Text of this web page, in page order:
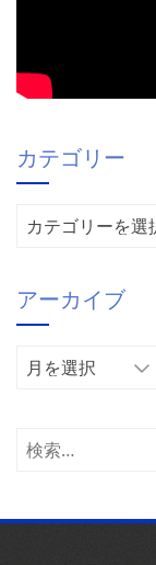
カテゴリー
リ
ー
アーカイブ
ア
イ
検